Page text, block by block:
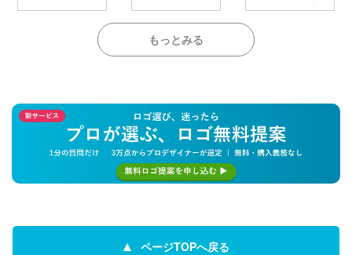
もっとみる
ページTOPへ戻る